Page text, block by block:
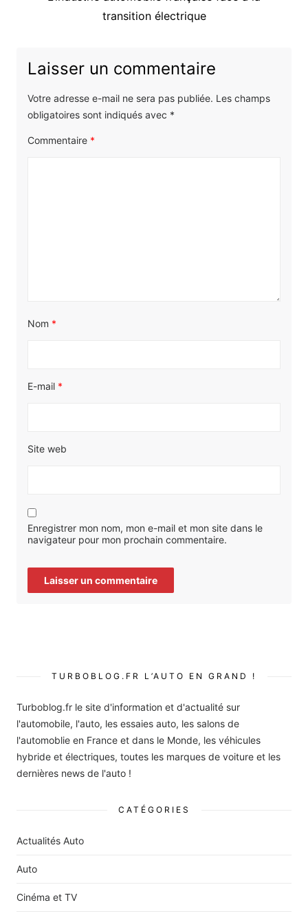
transition électrique
Laisser un commentaire
Votre adresse e-mail ne sera pas publiée. Les champs
obligatoires sont indiqués avec *
Commentaire *
Nom *
E-mail *
Site web
Enregistrer mon nom, mon e-mail et mon site dans le
navigateur pour mon prochain commentaire.
TURBOBLOG.FR L’AUTO EN GRAND !
Turboblog.fr le site d'information et d'actualité sur
l'automobile, l'auto, les essaies auto, les salons de
l'automoblie en France et dans le Monde, les véhicules
hybride et électriques, toutes les marques de voiture et les
dernières news de l'auto !
CATÉGORIES
Actualités Auto
Auto
Cinéma et TV